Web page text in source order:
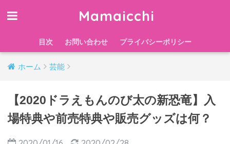
Mamaicchi
目次 お問い合わせ プライバシーポリシー
ホーム 芸能
【2020ドラえもんのび太の新恐竜】入
場特典や前売特典や販売グッズは何？